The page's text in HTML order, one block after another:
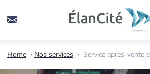
Home › Nos services › Service après-vente